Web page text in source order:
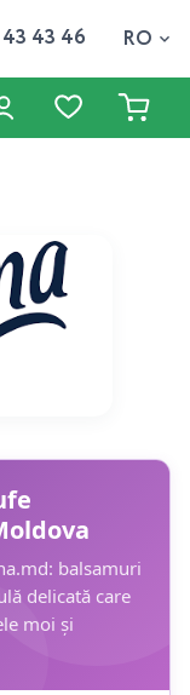
43 46 RO
balsamuri
delicată care
moi și